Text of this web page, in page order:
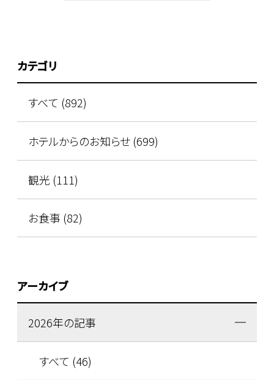
カテゴリ
すべて (892)
ホテルからのお知らせ (699)
観光 (111)
お食事 (82)
アーカイブ
2026年の記事
すべて (46)